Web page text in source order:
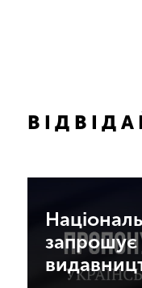
запрошує